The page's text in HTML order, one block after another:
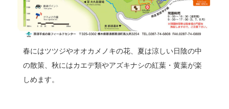
春にはツツジやオオカメノキの花、夏は涼しい日陰の中
の散策、秋にはカエデ類やアズキナシの紅葉・黄葉が楽
しめます。